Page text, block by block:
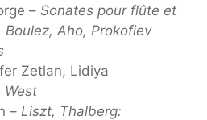
– Sonates pour flûte et
Aho, Prokofiev
Zetlan, Lidiya
West
– Liszt, Thalberg: